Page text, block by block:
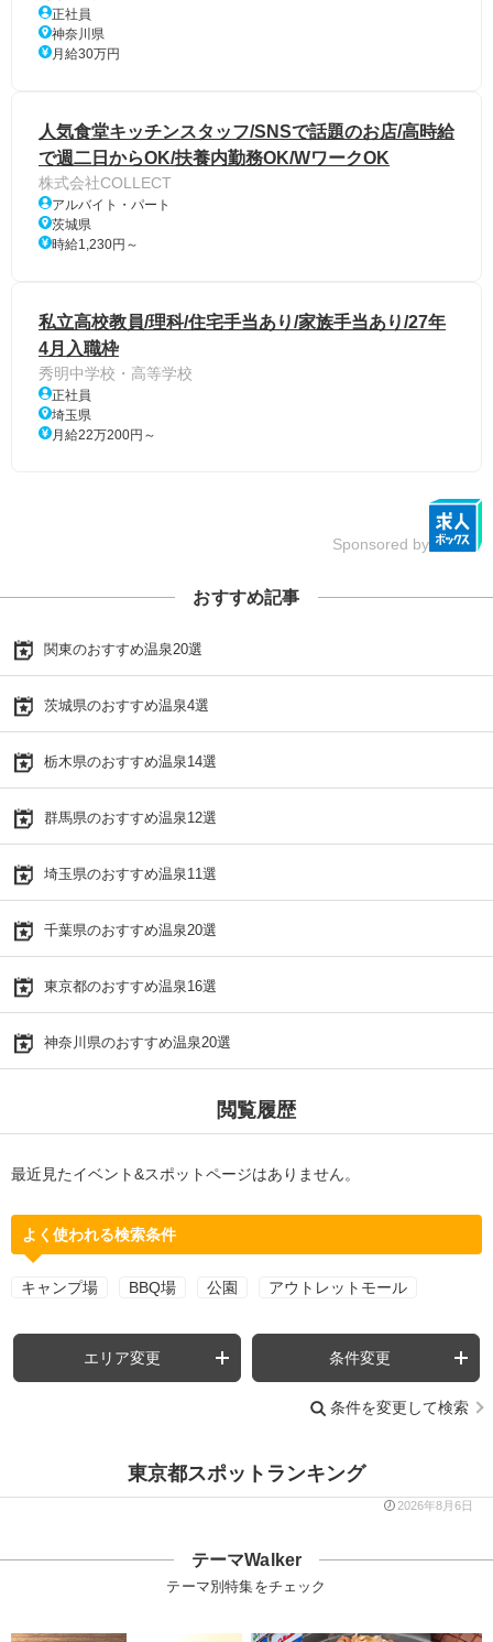
正社員
神奈川県
月給30万円
人気食堂キッチンスタッフ/SNSで話題のお店/高時給
で週二日からOK/扶養内勤務OK/WワークOK
株式会社COLLECT
アルバイト・パート
茨城県
時給1,230円～
私立高校教員/理科/住宅手当あり/家族手当あり/27年
4月入職枠
秀明中学校・高等学校
正社員
埼玉県
月給22万200円～
Sponsored by
おすすめ記事
関東のおすすめ温泉20選
茨城県のおすすめ温泉4選
栃木県のおすすめ温泉14選
群馬県のおすすめ温泉12選
埼玉県のおすすめ温泉11選
千葉県のおすすめ温泉20選
東京都のおすすめ温泉16選
神奈川県のおすすめ温泉20選
閲覧履歴
最近見たイベント&スポットページはありません。
よく使われる検索条件
キャンプ場 BBQ場 公園 アウトレットモール
エリア変更 条件変更
条件を変更して検索
東京都スポットランキング
2026年8月6日
テーマWalker
テーマ別特集をチェック